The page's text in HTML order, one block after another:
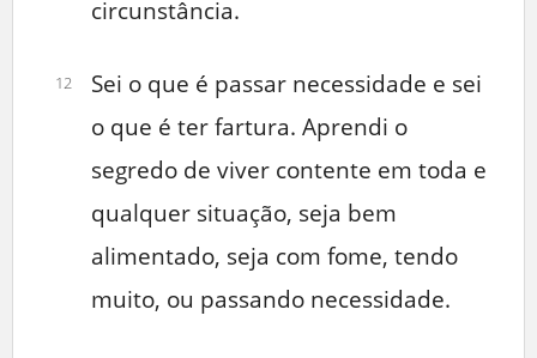
circunstância.
12
Sei o que é passar necessidade e sei
o que é ter fartura. Aprendi o
segredo de viver contente em toda e
qualquer situação, seja bem
alimentado, seja com fome, tendo
muito, ou passando necessidade.